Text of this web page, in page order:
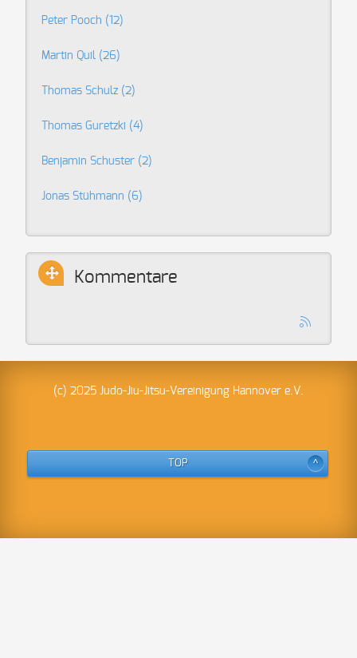
Peter Pooch (12)
Martin Quil (26)
Thomas Schulz (2)
Thomas Guretzki (4)
Benjamin Schuster (2)
Jonas Stühmann (6)
Kommentare
(c) 2025 Judo-Jiu-Jitsu-Vereinigung Hannover e.V.
TOP